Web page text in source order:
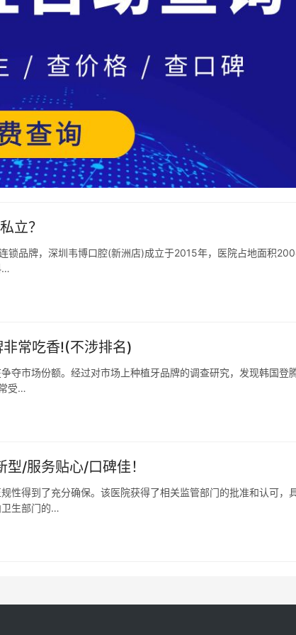
立？
锁品牌，深圳韦博口腔(新洲店)成立于2015年，医院占地面积
…
常吃香!(不涉排名)
夺市场份额。经过对市场上种植牙品牌的调查研究，发现韩国登
受…
/服务贴心/口碑佳！
性得到了充分确保。该医院获得了相关监管部门的批准和认可，
卫生部门的…